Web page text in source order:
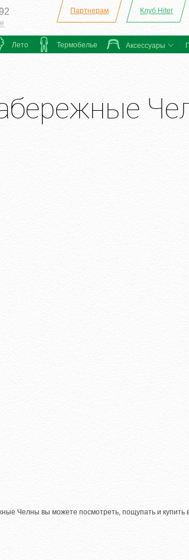
Партнерам Клуб Hiter
Лето Термобелье Аксессуары
Челны вы можете посмотреть, пощупать и купить